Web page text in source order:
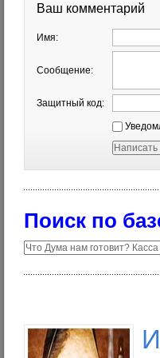
Ваш комментарий
Имя:
Сообщение:
Защитный код:
Поиск по